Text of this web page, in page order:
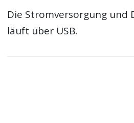
Die Stromversorgung und
läuft über USB.